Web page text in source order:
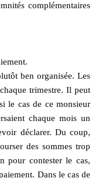
complémentaires
ben organisée. Les
trimestre. Il peut
le cas de ce monsieur
chaque mois un
déclarer. Du coup,
des sommes trop
pour contester le cas,
Dans le cas de